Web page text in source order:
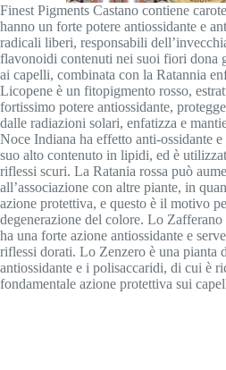
Finest Pigments Castano contiene
hanno un forte potere antiossidante e
radicali liberi, responsabili
flavonoidi contenuti nei suoi fiori dona
ai capelli, combinata con la Ratannia
Licopene è un fitopigmento rosso,
fortissimo potere antiossidante,
dalle radiazioni solari, enfatizza e
Noce Indiana ha effetto anti-ossidante
suo alto contenuto in lipidi, ed è
riflessi scuri. La Ratania rossa può
all’associazione con altre piante, in
azione protettiva, e questo è il motivo
degenerazione del colore. Lo
ha una forte azione antiossidante e
riflessi dorati. Lo Zenzero è una pianta
antiossidante e i polisaccaridi, di cui è
fondamentale azione protettiva sui